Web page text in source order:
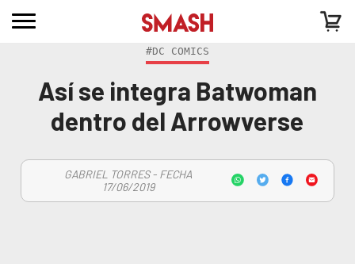
#DC COMICS
Así se integra Batwoman
dentro del Arrowverse
GABRIEL TORRES - FECHA
17/06/2019